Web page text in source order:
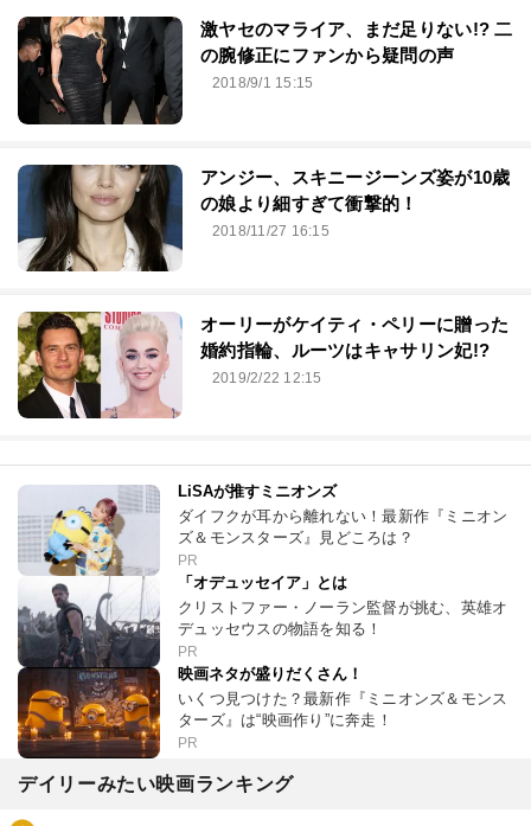
激ヤセのマライア、まだ足りない!? 二
の腕修正にファンから疑問の声
2018/9/1 15:15
アンジー、スキニージーンズ姿が10歳
の娘より細すぎて衝撃的！
2018/11/27 16:15
オーリーがケイティ・ペリーに贈った
婚約指輪、ルーツはキャサリン妃!?
2019/2/22 12:15
LiSAが推すミニオンズ
ダイフクが耳から離れない！最新作『ミニオン
ズ＆モンスターズ』見どころは？
PR
「オデュッセイア」とは
クリストファー・ノーラン監督が挑む、英雄オ
デュッセウスの物語を知る！
PR
映画ネタが盛りだくさん！
いくつ見つけた？最新作『ミニオンズ＆モンス
ターズ』は“映画作り”に奔走！
PR
デイリーみたい映画ランキング